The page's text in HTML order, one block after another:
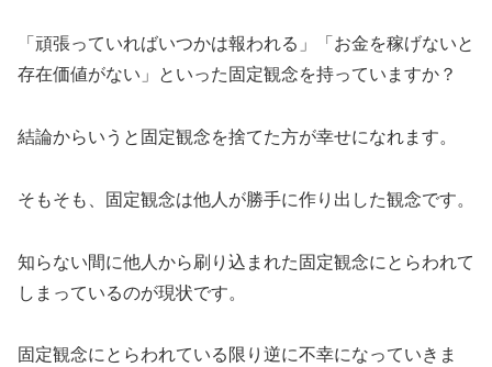
「頑張っていればいつかは報われる」「お金を稼げないと
存在価値がない」といった固定観念を持っていますか？
結論からいうと固定観念を捨てた方が幸せになれます。
そもそも、固定観念は他人が勝手に作り出した観念です。
知らない間に他人から刷り込まれた固定観念にとらわれて
しまっているのが現状です。
固定観念にとらわれている限り逆に不幸になっていきま